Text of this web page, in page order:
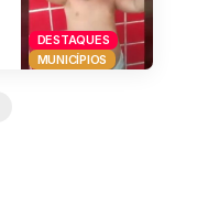
DESTAQUES
MUNICÍPIOS